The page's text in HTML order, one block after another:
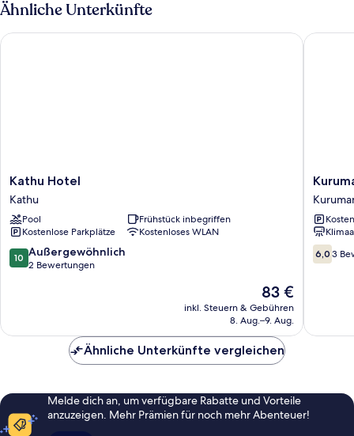
Ähnliche Unterkünfte
Kathu
Hotel
Kathu
Kathu Hotel
Kathu
Pool
Frühstück inbegriffen
Kostenlose Parkplätze
Kostenloses WLAN
10.0
von
10 Außergewöhnlich
2 Bewertungen
Der
Preis
beträgt
83 €
inkl. Steuern & Gebühren
8. Aug.–9. Aug.
Kathu Hotel
Hotel
6.0
von
6,0 3
Ähnliche Unterkünfte vergleichen
Melde dich an, um verfügbare Rabatte und Vorteile
anzuzeigen. Mehr Prämien für noch mehr Abenteuer!